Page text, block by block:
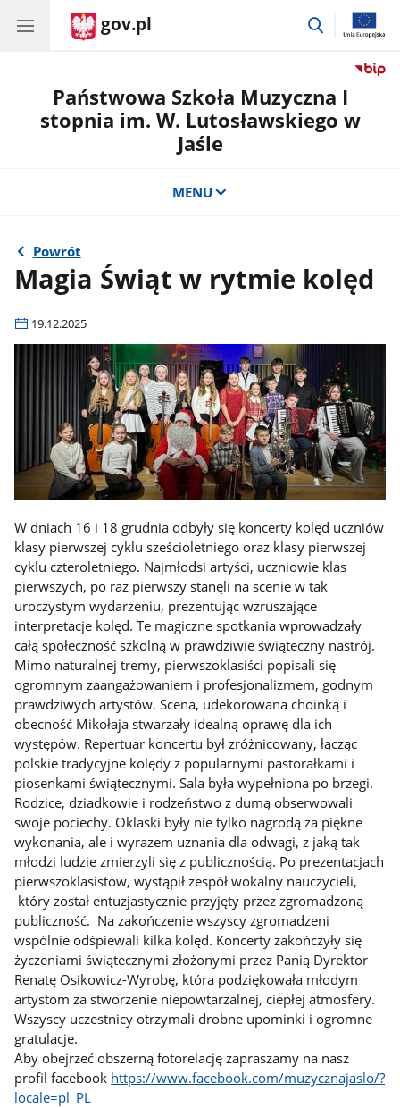
gov.pl
przejdź
Państwowa Szkoła Muzyczna I
stopnia im. W. Lutosławskiego w
Jaśle
MENU
Powrót
Magia Świąt w rytmie kolęd
19.12.2025
W dniach 16 i 18 grudnia odbyły się koncerty kolęd uczniów
klasy pierwszej cyklu sześcioletniego oraz klasy pierwszej
cyklu czteroletniego. Najmłodsi artyści, uczniowie klas
pierwszych, po raz pierwszy stanęli na scenie w tak
uroczystym wydarzeniu, prezentując wzruszające
interpretacje kolęd. Te magiczne spotkania wprowadzały
całą społeczność szkolną w prawdziwie świąteczny nastrój.
Mimo naturalnej tremy, pierwszoklasiści popisali się
ogromnym zaangażowaniem i profesjonalizmem, godnym
prawdziwych artystów. Scena, udekorowana choinką i
obecność Mikołaja stwarzały idealną oprawę dla ich
występów. Repertuar koncertu był zróżnicowany, łącząc
polskie tradycyjne kolędy z popularnymi pastorałkami i
piosenkami świątecznymi. Sala była wypełniona po brzegi.
Rodzice, dziadkowie i rodzeństwo z dumą obserwowali
swoje pociechy. Oklaski były nie tylko nagrodą za piękne
wykonania, ale i wyrazem uznania dla odwagi, z jaką tak
młodzi ludzie zmierzyli się z publicznością. Po prezentacjach
pierwszoklasistów, wystąpił zespół wokalny nauczycieli,
który został entuzjastycznie przyjęty przez zgromadzoną
publiczność. Na zakończenie wszyscy zgromadzeni
wspólnie odśpiewali kilka kolęd. Koncerty zakończyły się
życzeniami świątecznymi złożonymi przez Panią Dyrektor
Renatę Osikowicz-Wyrobę, która podziękowała młodym
artystom za stworzenie niepowtarzalnej, ciepłej atmosfery.
Wszyscy uczestnicy otrzymali drobne upominki i ogromne
gratulacje.
Aby obejrzeć obszerną fotorelację zapraszamy na nasz
profil facebook https://www.facebook.com/muzycznajaslo/?
locale=pl_PL